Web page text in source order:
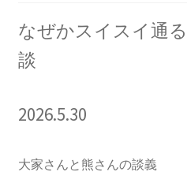
さき 集会
2014.10.13 「今こそ９条
なぜかスイスイ通
談
2026.5.30
大家さんと熊さんの談義